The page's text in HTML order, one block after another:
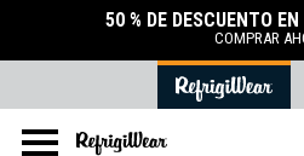
50 % DE DESCUENTO
COMPRAR